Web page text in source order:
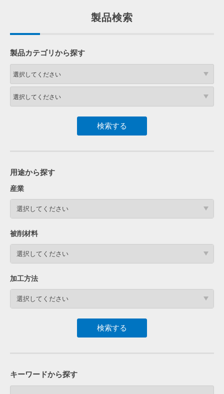
製品検索
製品カテゴリから探す
用途から探す
産業
選択してください
被削材料
選択してください
加工方法
選択してください
キーワードから探す